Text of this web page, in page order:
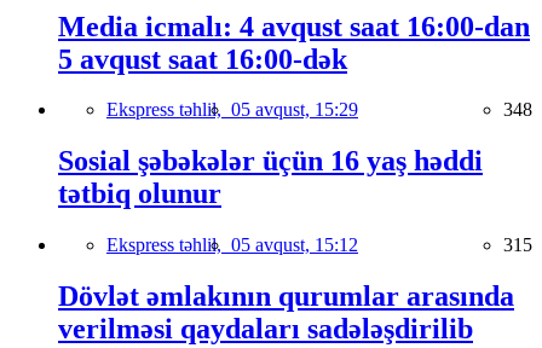
Media icmalı: 4 avqust saat 16:00-dan
5 avqust saat 16:00-dək
Ekspress təhlil, 05 avqust, 15:29 348
Sosial şəbəkələr üçün 16 yaş həddi
tətbiq olunur
Ekspress təhlil, 05 avqust, 15:12 315
Dövlət əmlakının qurumlar arasında
verilməsi qaydaları sadələşdirilib